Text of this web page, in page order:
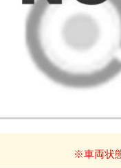
※車両状